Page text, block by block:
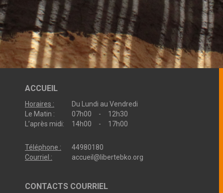
ACCUEIL
Horaires :
Le Matin :
L’après midi:
Du Lundi au Vendredi
07h00 - 12h30
14h00 - 17h00
Téléphone :
Courriel :
44980180
accueil@libertebko.org
CONTACTS COURRIEL